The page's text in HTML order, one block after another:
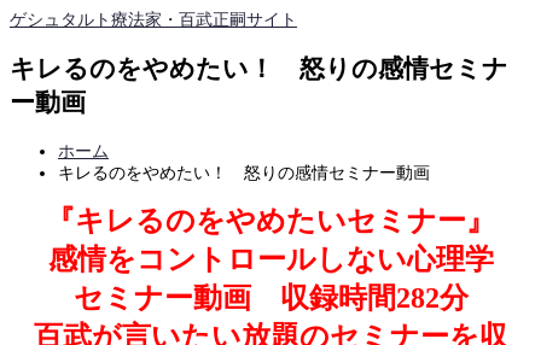
ゲシュタルト療法家・百武正嗣サイト
キレるのをやめたい！ 怒りの感情セミナ
ー動画
ホーム
キレるのをやめたい！ 怒りの感情セミナー動画
『キレるのをやめたいセミナー』
感情をコントロールしない心理学
セミナー動画 収録時間282分
百武が言いたい放題のセミナーを収